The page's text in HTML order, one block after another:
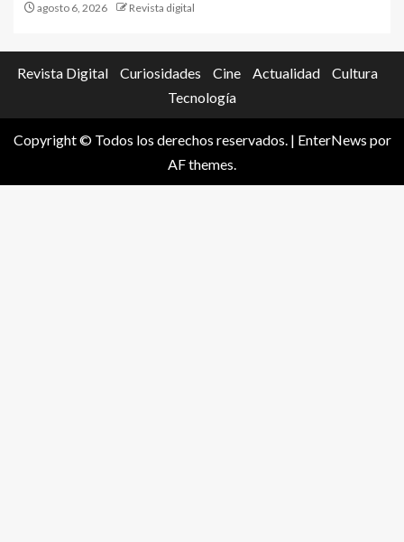
agosto 6, 2026 Revista digital
Revista Digital Curiosidades Cine Actualidad
Cultura
Tecnología
Copyright © Todos los derechos reservados. | EnterNews por
AF themes.